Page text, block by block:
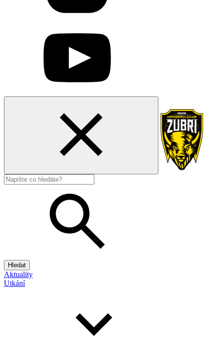
Hledat
Aktuality
Utkání